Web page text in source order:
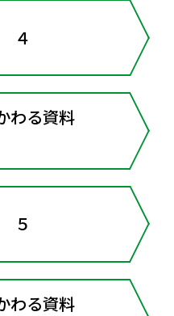
４
わる資料
５
わる資料